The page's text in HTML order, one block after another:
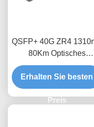
QSFP+ 40G ZR4
80Km Optisches
Transceiver-Modul
Erhalten Sie besten
Preis